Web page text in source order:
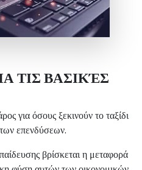
ΤΙΣ ΒΑΣΙΚΈΣ
για όσους ξεκινούν το ταξίδι
επενδύσεων.
βρίσκεται η μεταφορά